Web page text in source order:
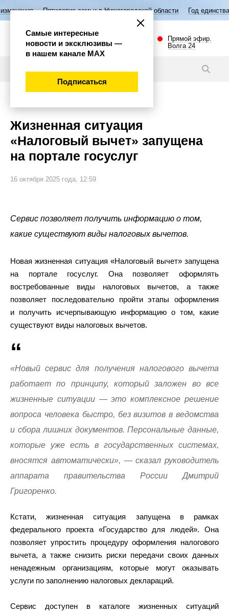
семьи в Нижегородской области Год единства народов
Прямой эфир.
Волга 24
Жизненная ситуация
«Налоговый вычет» запущена
на портале госуслуг
16 октября 2025 года, 12:59
Сервис позволяет получить информацию о том,
какие существуют виды налоговых вычетов.
Новая жизненная ситуация «Налоговый вычет» запущена
на портале госуслуг. Она позволяет оформлять
востребованные виды налоговых вычетов, а также
позволяет последовательно пройти этапы оформления
и получить исчерпывающую информацию о том, какие
существуют виды налоговых вычетов.
«Новый сервис для получения налогового вычета
работает по принципу, который заложен во все
жизненные ситуации — это комплексное решение
вопроса человека быстро, без визитов в ведомства
и сбора лишних документов. Персональные данные,
которые уже есть в государственных системах,
вносятся автоматически», — сказал руководитель
аппарата правительства России Дмитрий
Григоренко.
Кстати, жизненная ситуация запущена в рамках
федерального проекта «Государство для людей». Она
позволяет упростить процедуру оформления налогового
вычета, а также снизить риски передачи своих данных
ненадежным организациям, которые могут оказывать
услуги по заполнению налоговых деклараций.
Сервис доступен в каталоге жизненных ситуаций
Самые интересные
новости и эксклюзивы —
в нашем канале МАХ
Подписаться